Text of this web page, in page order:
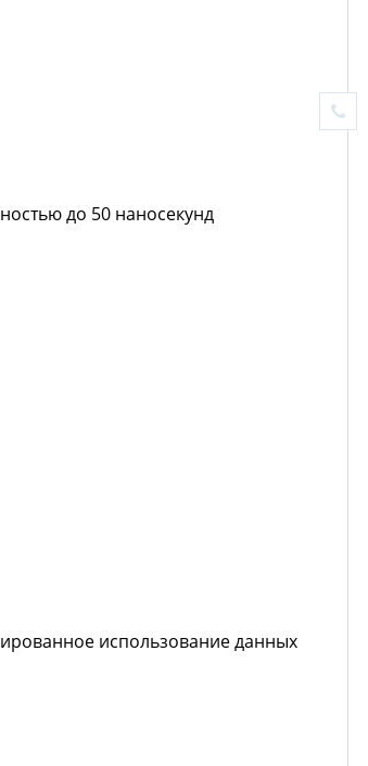
до 50 наносекунд
использование данных